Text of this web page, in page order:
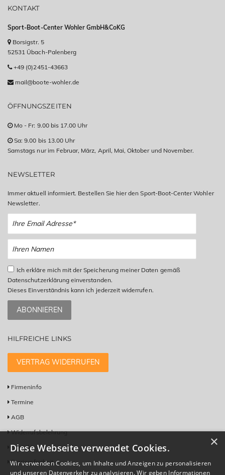
KONTAKT
Sport-Boot-Center Wohler GmbH&CoKG
Borsigstr. 5
52531 Übach-Palenberg
+49 (0)2451-43663
mail@boote-wohler.de
ÖFFNUNGSZEITEN
Mo - Fr: 9.00 bis 17.00 Uhr
Sa: 9.00 bis 13.00 Uhr
Samstags nur im Februar, März, April, Mai, Oktober und November.
NEWSLETTER
Immer aktuell informiert. Bestellen Sie hier den Sport-Boot-Center Wohler
Newsletter.
Ich erkläre mich mit der Speicherung meiner Daten gemäß
Datenschutzerklärung einverstanden.
Dieses Einverständnis kann ich jederzeit widerrufen.
ABONNIEREN
HILFREICHE LINKS
VERTRAG WIDERRUFEN
Firmeninfo
Termine
AGB
Widerrufsbelehrung
Kontakt
Barrierefreiheit
×
Diese Webseite verwendet Cookies.
Wir verwenden Cookies, um Inhalte und Anzeigen zu personalisieren
und unseren Datenverkehr zu analysieren. Wir geben Informationen